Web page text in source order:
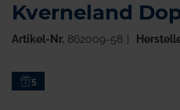
Zum5
Kverneland
Artikel-Nr. 862009-58